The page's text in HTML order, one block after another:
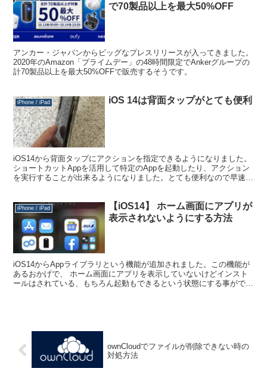
で70製品以上を最大50%OFF
アンカー・ジャパンからビッグなプレスリリースが入ってきました。
2020年のAmazon「プライムデー」の48時間限定でAnkerグループの
計70製品以上を最大50%OFFで販売するそうです。
iPhone / iPad iOS 14は背面タップがとても便利
iOS14から背面タップにアクションを指定できるようになりました。
ショートカットAppを活用して特定のAppを起動したり、アクション
を実行することが出来るようになりました。とても便利なので早速よ
iPhone / iPad
【iOS14】 ホーム画面にアプリが
表示されないようにする方法
iOS14からAppライブラリという機能が追加されました。この機能が
あるおかげで、 ホーム画面にアプリを表示していないけどインスト
ールはされている、もちろん起動もできるという状態にする事ができ
ownCloudでファイルが削除できない時の
対処方法